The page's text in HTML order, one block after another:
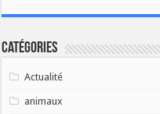
Catégories
Actualité
animaux